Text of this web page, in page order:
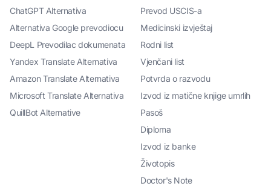
ChatGPT Alternativa
Alternativa Google prevodiocu
DeepL Prevodilac dokumenata
Yandex Translate Alternativa
Amazon Translate Alternativa
Microsoft Translate Alternativa
QuillBot Alternative
Prevod USCIS-a
Medicinski izvještaj
Rodni list
Vjenčani list
Potvrda o razvodu
Izvod iz matične knjige umrlih
Pasoš
Diploma
Izvod iz banke
Životopis
Doctor's Note